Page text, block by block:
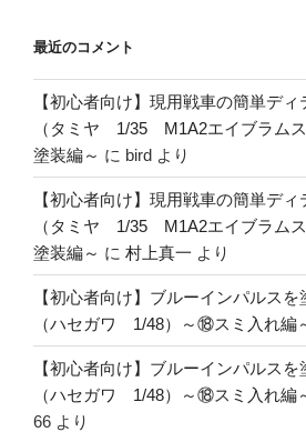
最近のコメント
【初心者向け】現用戦車の簡単デ
（タミヤ 1/35 M1A2エイブラム
塗装編～ に bird より
【初心者向け】現用戦車の簡単デ
（タミヤ 1/35 M1A2エイブラム
塗装編～ に 村上真一 より
【初心者向け】ブルーインパルス
（ハセガワ 1/48）～⑱スミ入れ編
【初心者向け】ブルーインパルス
（ハセガワ 1/48）～⑱スミ入れ編
66 より